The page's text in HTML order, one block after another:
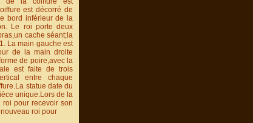
est décorré de
bord inférieur de la
Le roi porte deux
cache séant;la
La main gauche est
de la main droite
de poire,avec la
est faite de trois
entre chaque
statue date du
unique.Lors de la
pour recevoir son
roi pour